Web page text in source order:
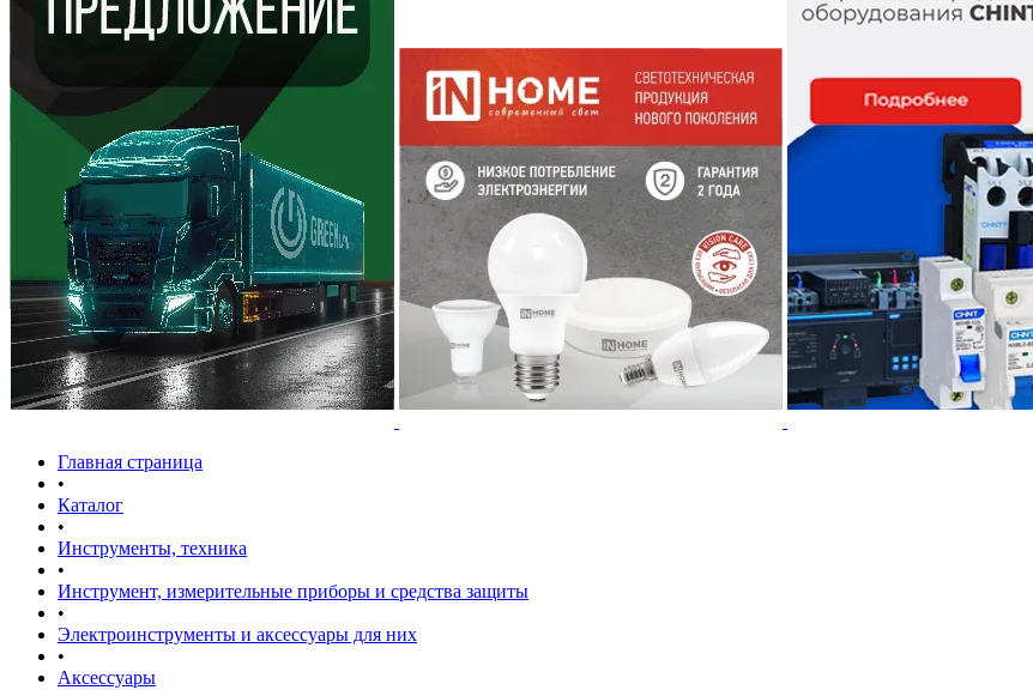
Главная страница
•
Каталог
•
Инструменты, техника
•
Инструмент, измерительные приборы и средства защиты
•
Электроинструменты и аксессуары для них
•
Аксессуары